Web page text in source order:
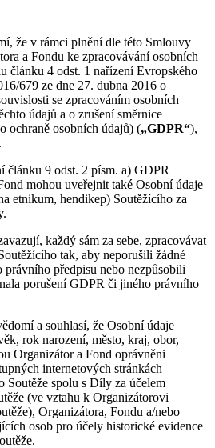
že v rámci plnění dle této Smlouvy
a Fondu ke zpracovávání osobních
článku 4 odst. 1 nařízení Evropského
679 ze dne 27. dubna 2016 o
se zpracováním osobních
údajů a o zrušení směrnice
ochraně osobních údajů) („GDPR“),
článku 9 odst. 2 písm. a) GDPR
mohou uveřejnit také Osobní údaje
etnikum, hendikep) Soutěžícího za
každý sám za sebe, zpracovávat
tak, aby neporušili žádné
předpisu nebo nezpůsobili
porušení GDPR či jiného právního
a souhlasí, že Osobní údaje
rok narození, město, kraj, obor,
Organizátor a Fond oprávněni
internetových stránkách
Soutěže spolu s Díly za účelem
(ve vztahu k Organizátorovi
Organizátora, Fondu a/nebo
osob pro účely historické evidence